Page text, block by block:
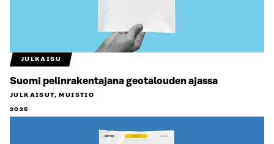
JULKAISU
Suomi pelinrakentajana geotalouden ajassa
JULKAISUT, MUISTIO
2026